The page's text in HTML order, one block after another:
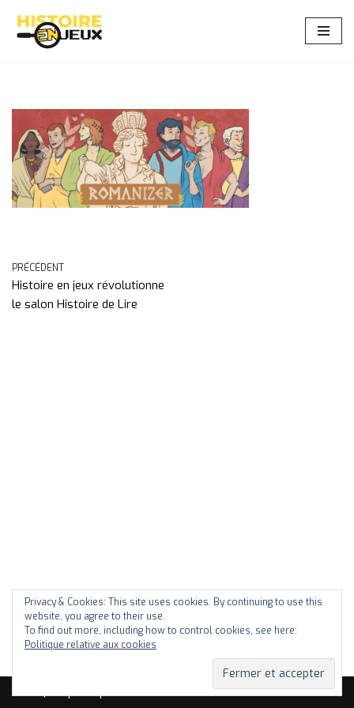
Aller
PRÉCÉDENT
Histoire en jeux révolutionne
le salon Histoire de Lire
Neve| Propulsé parWordPress
Privacy & Cookies: This site uses cookies. By continuing to use this
website, you agree to their use.
To find out more, including how to control cookies, see here:
Politique relative aux cookies